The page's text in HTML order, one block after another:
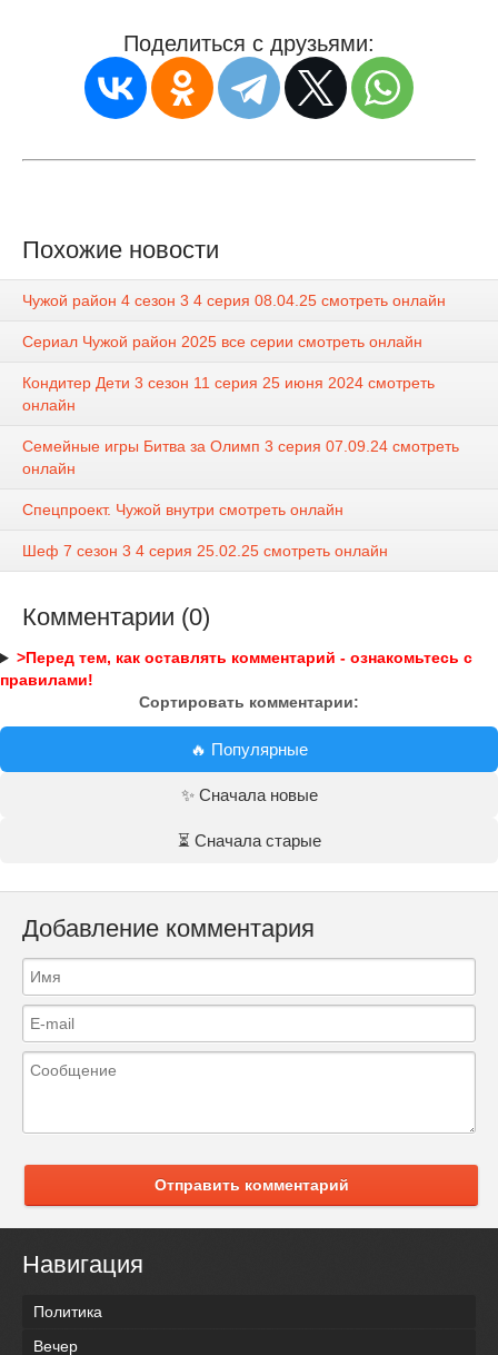
Поделиться с друзьями:
Похожие новости
Чужой район 4 сезон 3 4 серия 08.04.25 смотреть онлайн
Сериал Чужой район 2025 все серии смотреть онлайн
Кондитер Дети 3 сезон 11 серия 25 июня 2024 смотреть
онлайн
Семейные игры Битва за Олимп 3 серия 07.09.24 смотреть
онлайн
Спецпроект. Чужой внутри смотреть онлайн
Шеф 7 сезон 3 4 серия 25.02.25 смотреть онлайн
Комментарии (0)
>Перед тем, как оставлять комментарий - ознакомьтесь с
правилами!
Сортировать комментарии:
🔥 Популярные
✨ Сначала новые
⏳ Сначала старые
Добавление комментария
Отправить комментарий
Навигация
Политика
Вечер